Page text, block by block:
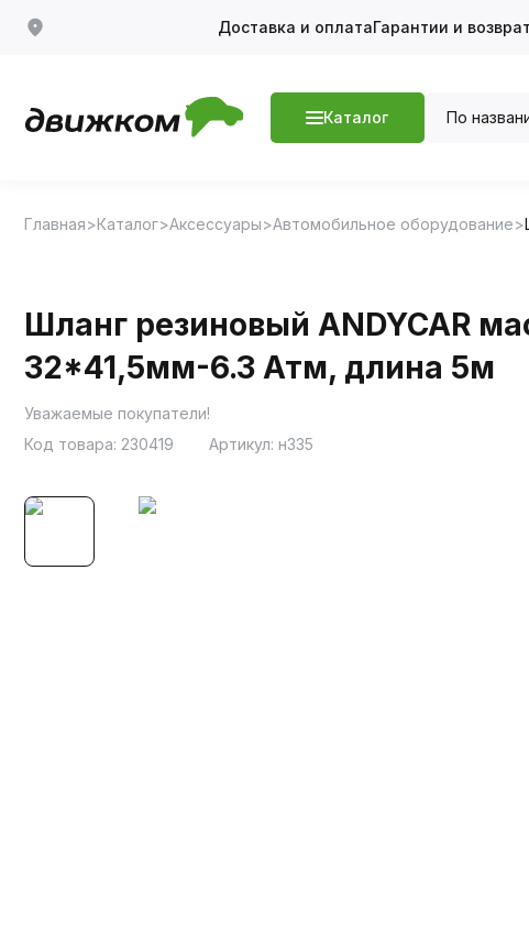
Доставка и оплатаГарантии и возврат
Каталог По
Главная Каталог Аксессуары Автомобильное оборудование
Шланг резиновый ANDYCAR
32*41,5мм-6.3 Атм, длина 5м
Уважаемые покупатели!
Код товара: 230419 Артикул: н335